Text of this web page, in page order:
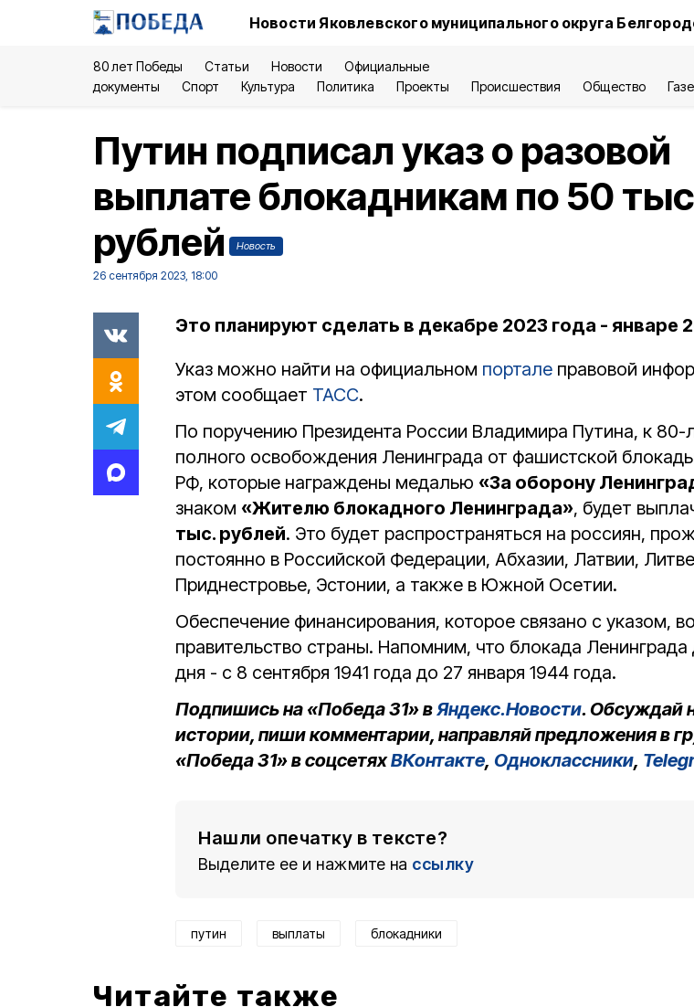
Новости Яковлевского муниципального округа
80 лет Победы Статьи Новости
Официальные
документы
Спорт Культура Политика Проекты Происшествия Общество
Путин подписал указ о разовой
выплате блокадникам по 50
рублей
Новость
26 сентября 2023, 18:00
Это планируют сделать в декабре 2023 года - январе
Указ можно найти на официальном портале правовой
этом сообщает ТАСС.
По поручению Президента России Владимира Путина, к 80-
полного освобождения Ленинграда от фашистской
РФ, которые награждены медалью «За оборону
знаком «Жителю блокадного Ленинграда», будет
тыс. рублей. Это будет распространяться на россиян,
постоянно в Российской Федерации, Абхазии, Латвии,
Приднестровье, Эстонии, а также в Южной Осетии.
Обеспечение финансирования, которое связано с указом,
правительство страны. Напомним, что блокада Ленинграда
дня - с 8 сентября 1941 года до 27 января 1944 года.
Подпишись на «Победа 31» вЯндекс.Новости. Обсуждай
истории, пиши комментарии, направляй предложения в
«Победа 31» в соцсетяхВКонтакте, Одноклассники,
Нашли опечатку в тексте?
Выделите ее и нажмите на ссылку
путин выплаты блокадники
Читайте также